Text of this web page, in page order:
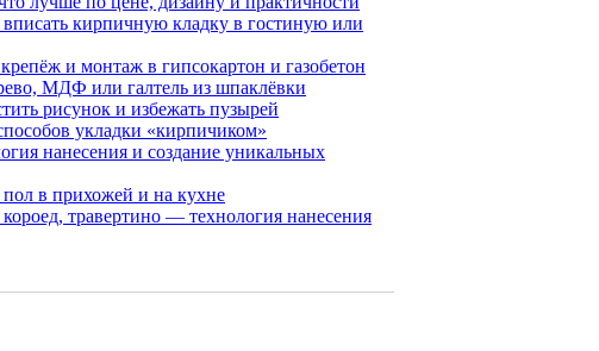
кирпичную кладку в гостиную или
и монтаж в гипсокартон и газобетон
МДФ или галтель из шпаклёвки
рисунок и избежать пузырей
укладки «кирпичиком»
нанесения и создание уникальных
в прихожей и на кухне
травертино — технология нанесения